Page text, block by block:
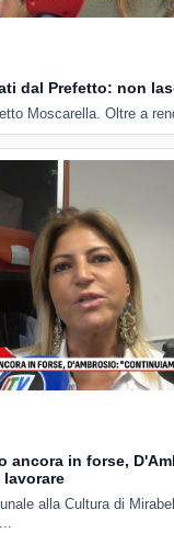
dal Prefetto: non
Moscarella. Oltre a
ancora in forse,
alla Cultura di